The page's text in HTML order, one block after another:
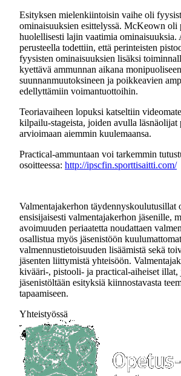
Esityksen mielenkiintoisin vaihe oli
ominaisuuksien esittelyssä. McKeown oli
huolellisesti lajin vaatimia ominaisuuksia.
perusteella todettiin, että perinteisten
fyysisten ominaisuuksien lisäksi
kyettävä ammunnan aikana
suunnanmuutoksineen ja poikkeavien
edellyttämiin voimantuottoihin.
Teoriavaiheen lopuksi katseltiin
kilpailu-stageista, joiden avulla läsnäolijat
arvioimaan aiemmin kuulemaansa.
Practical-ammuntaan voi tarkemmin
osoitteessa: http://ipscfin.sporttisaitti.com/
Valmentajakerhon täydennyskoulutusillat
ensisijaisesti valmentajakerhon jäsenille,
avoimuuden periaatetta noudattaen
osallistua myös jäsenistöön
valmennustietoisuuden lisäämistä sekä
jäsenten liittymistä yhteisöön.
kivääri-, pistooli- ja practical-aiheiset illat,
jäsenistöltään esityksiä kiinnostavasta
tapaamiseen.
Yhteistyössä